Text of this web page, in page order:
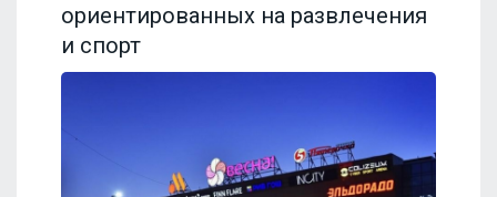
ориентированных на развлечения
и спорт